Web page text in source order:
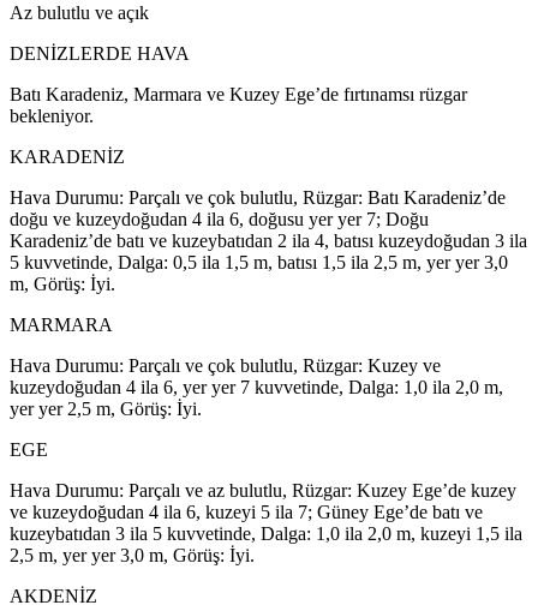
Az bulutlu ve açık
DENİZLERDE HAVA
Batı Karadeniz, Marmara ve Kuzey Ege’de fırtınamsı rüzgar
bekleniyor.
KARADENİZ
Hava Durumu: Parçalı ve çok bulutlu, Rüzgar: Batı Karadeniz’de
doğu ve kuzeydoğudan 4 ila 6, doğusu yer yer 7; Doğu
Karadeniz’de batı ve kuzeybatıdan 2 ila 4, batısı kuzeydoğudan 3 ila
5 kuvvetinde, Dalga: 0,5 ila 1,5 m, batısı 1,5 ila 2,5 m, yer yer 3,0
m, Görüş: İyi.
MARMARA
Hava Durumu: Parçalı ve çok bulutlu, Rüzgar: Kuzey ve
kuzeydoğudan 4 ila 6, yer yer 7 kuvvetinde, Dalga: 1,0 ila 2,0 m,
yer yer 2,5 m, Görüş: İyi.
EGE
Hava Durumu: Parçalı ve az bulutlu, Rüzgar: Kuzey Ege’de kuzey
ve kuzeydoğudan 4 ila 6, kuzeyi 5 ila 7; Güney Ege’de batı ve
kuzeybatıdan 3 ila 5 kuvvetinde, Dalga: 1,0 ila 2,0 m, kuzeyi 1,5 ila
2,5 m, yer yer 3,0 m, Görüş: İyi.
AKDENİZ